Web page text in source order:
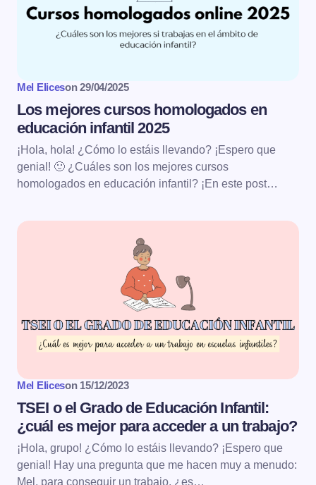
Mel Eliceson 29/04/2025
Los mejores cursos homologados en
educación infantil 2025
¡Hola, hola! ¿Cómo lo estáis llevando? ¡Espero que
genial! 🙂 ¿Cuáles son los mejores cursos
homologados en educación infantil? ¡En este post…
Mel Eliceson 15/12/2023
TSEI o el Grado de Educación Infantil:
¿cuál es mejor para acceder a un trabajo?
¡Hola, grupo! ¿Cómo lo estáis llevando? ¡Espero que
genial! Hay una pregunta que me hacen muy a menudo:
Mel, para conseguir un trabajo, ¿es…